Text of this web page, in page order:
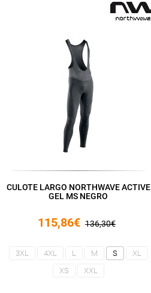
CULOTE LARGO NORTHWAVE ACTIVE
GEL MS NEGRO
115,86€ 136,30€
3XL 4XL L M S
XL
XS
XXL